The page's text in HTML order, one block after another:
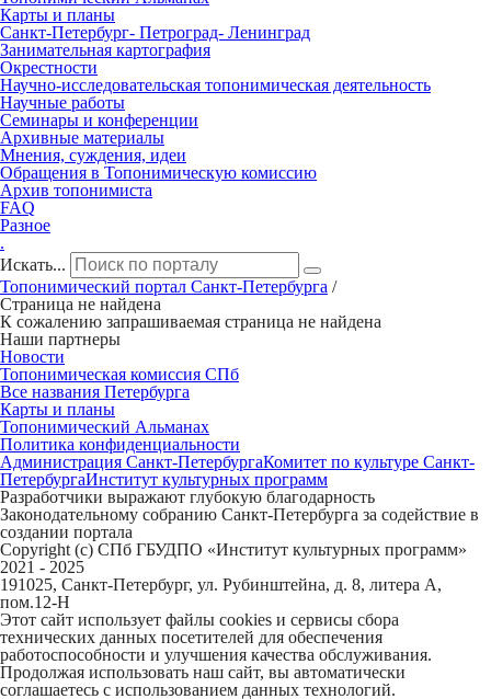
Карты и планы
Санкт‑Петербург‑ Петроград‑ Ленинград
Занимательная картография
Окрестности
Научно‑исследовательская топонимическая деятельность
Научные работы
Семинары и конференции
Архивные материалы
Мнения, суждения, идеи
Обращения в Топонимическую комиссию
Архив топонимиста
FAQ
Разное
.
Искать...
Топонимический портал Санкт-Петербурга /
Страница не найдена
К сожалению запрашиваемая страница не найдена
Наши партнеры
Новости
Топонимическая комиссия СПб
Все названия Петербурга
Карты и планы
Топонимический Альманах
Политика конфиденциальности
Администрация Санкт-ПетербургаКомитет по культуре Санкт-
ПетербургаИнститут культурных программ
Разработчики выражают глубокую благодарность
Законодательному собранию Санкт-Петербурга за содействие в
создании портала
Copyright (c) СПб ГБУДПО «Институт культурных программ»
2021 - 2025
191025, Санкт-Петербург, ул. Рубинштейна, д. 8, литера А,
пом.12-Н
Этот сайт использует файлы cookies и сервисы сбора
технических данных посетителей для обеспечения
работоспособности и улучшения качества обслуживания.
Продолжая использовать наш сайт, вы автоматически
соглашаетесь с использованием данных технологий.